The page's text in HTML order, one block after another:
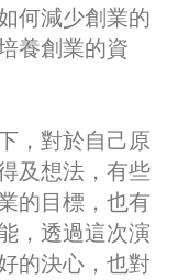
何減少創業的
養創業的資
，對於自己原
及想法，有些
的目標，也有
，透過這次演
的決心，也對